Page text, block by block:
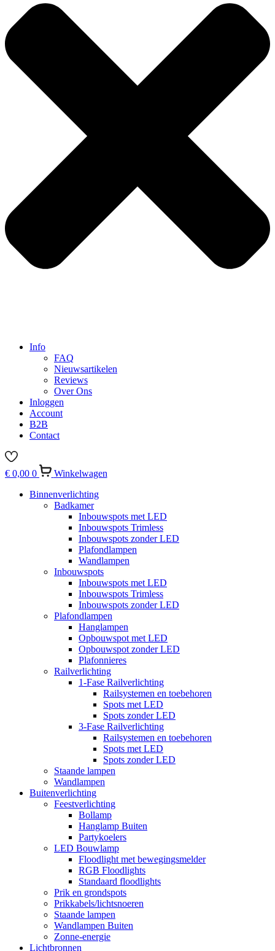
Info
FAQ
Nieuwsartikelen
Reviews
Over Ons
Inloggen
Account
B2B
Contact
€ 0,00 0
Winkelwagen
Binnenverlichting
Badkamer
Inbouwspots met LED
Inbouwspots Trimless
Inbouwspots zonder LED
Plafondlampen
Wandlampen
Inbouwspots
Inbouwspots met LED
Inbouwspots Trimless
Inbouwspots zonder LED
Plafondlampen
Hanglampen
Opbouwspot met LED
Opbouwspot zonder LED
Plafonnieres
Railverlichting
1-Fase Railverlichting
Railsystemen en toebehoren
Spots met LED
Spots zonder LED
3-Fase Railverlichting
Railsystemen en toebehoren
Spots met LED
Spots zonder LED
Staande lampen
Wandlampen
Buitenverlichting
Feestverlichting
Bollamp
Hanglamp Buiten
Partykoelers
LED Bouwlamp
Floodlight met bewegingsmelder
RGB Floodlights
Standaard floodlights
Prik en grondspots
Prikkabels/lichtsnoeren
Staande lampen
Wandlampen Buiten
Zonne-energie
Lichtbronnen